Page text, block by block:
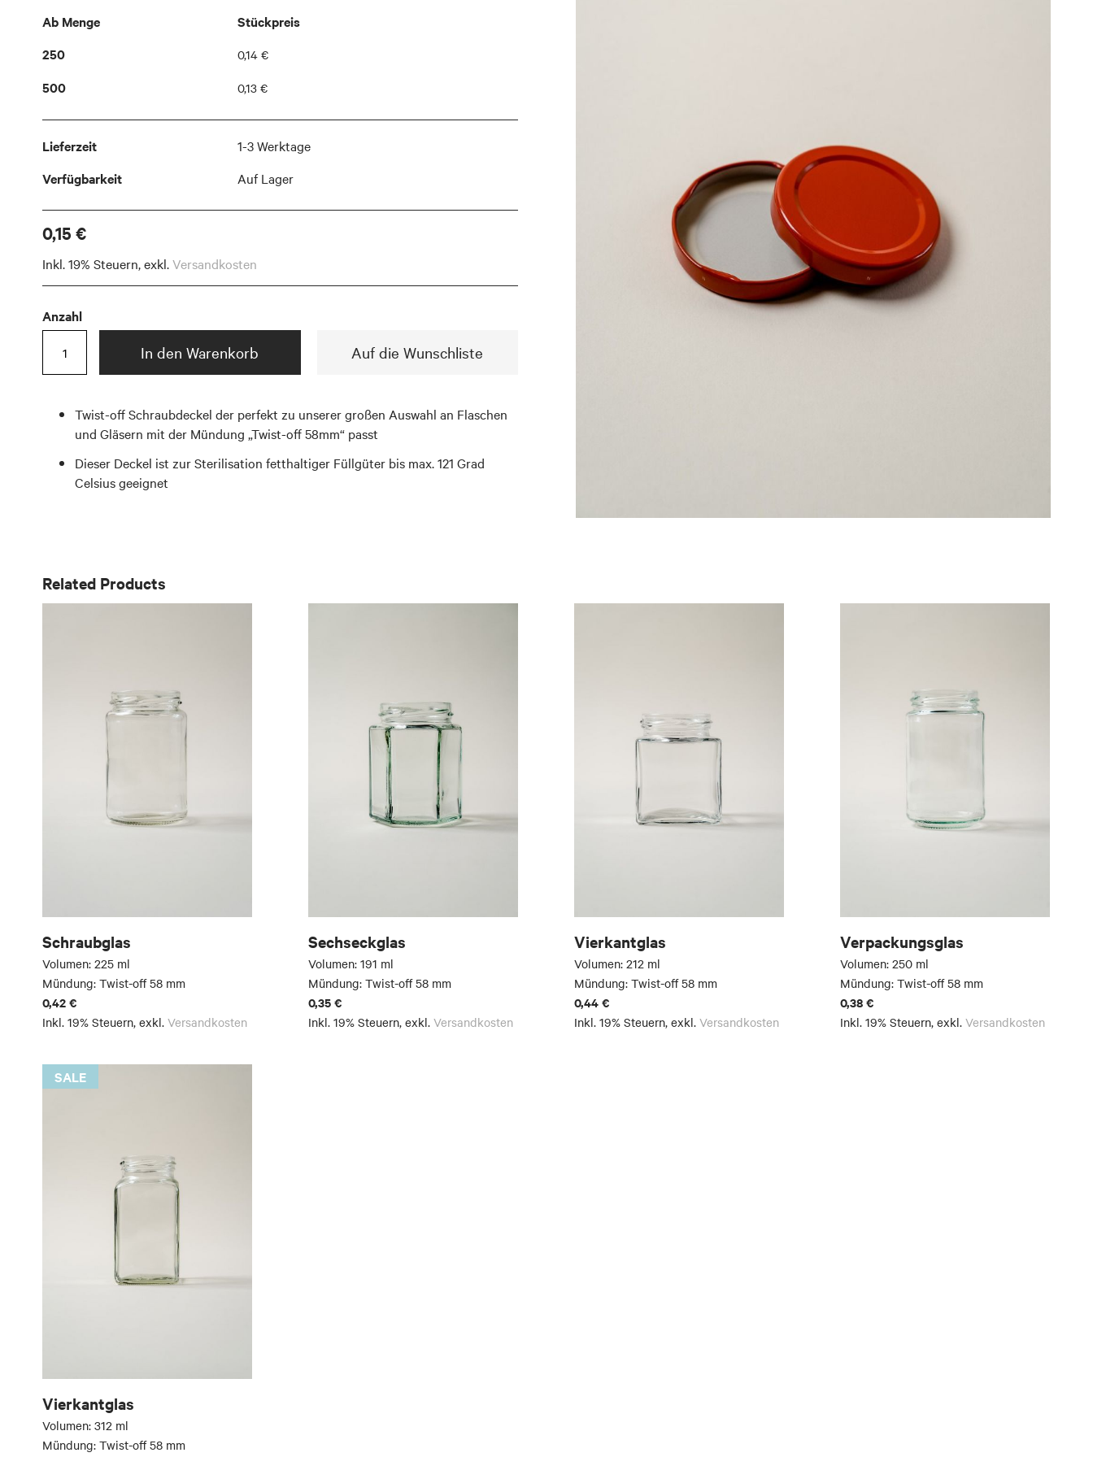
of
Ab Menge
Stückpreis
250
0,14 €
500 0,13 €
Lieferzeit
1-3 Werktage
Verfügbarkeit
Auf Lager
0,15 €
Inkl. 19% Steuern,exkl.Versandkosten
Anzahl
In den Warenkorb Auf die Wunschliste
Twist-off Schraubdeckel der perfekt zu unserer großen Auswahl an Flaschen
und Gläsern mit der Mündung „Twist-off 58mm“ passt
Dieser Deckel ist zur Sterilisation fetthaltiger Füllgüter bis max. 121 Grad
Celsius geeignet
Related Products
Schraubglas
Volumen: 225 ml
Mündung: Twist-off 58 mm
0,42 €
Inkl. 19% Steuern, exkl. Versandkosten
Sechseckglas
Volumen: 191 ml
Mündung: Twist-off 58 mm
0,35 €
Inkl. 19% Steuern, exkl. Versandkosten
Vierkantglas
Volumen: 212 ml
Mündung: Twist-off 58 mm
0,44 €
Inkl. 19% Steuern, exkl. Versandkosten
Verpackungsglas
Volumen: 250 ml
Mündung: Twist-off 58 mm
0,38 €
Inkl. 19% Steuern, exkl. Versandkosten
SALE
Vierkantglas
Volumen: 312 ml
Mündung: Twist-off 58 mm